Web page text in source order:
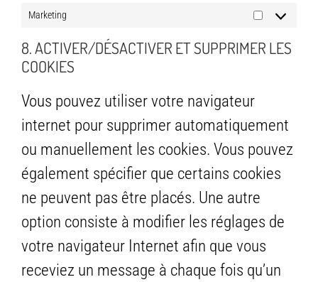
Marketing
Marketing
8. ACTIVER/DÉSACTIVER ET SUPPRIMER LES
COOKIES
Vous pouvez utiliser votre navigateur
internet pour supprimer automatiquement
ou manuellement les cookies. Vous pouvez
également spécifier que certains cookies
ne peuvent pas être placés. Une autre
option consiste à modifier les réglages de
votre navigateur Internet afin que vous
receviez un message à chaque fois qu’un